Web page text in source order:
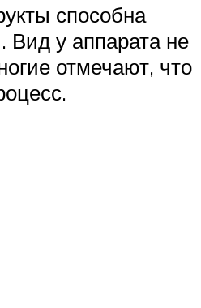
способна
Вид у аппарата не
отмечают, что